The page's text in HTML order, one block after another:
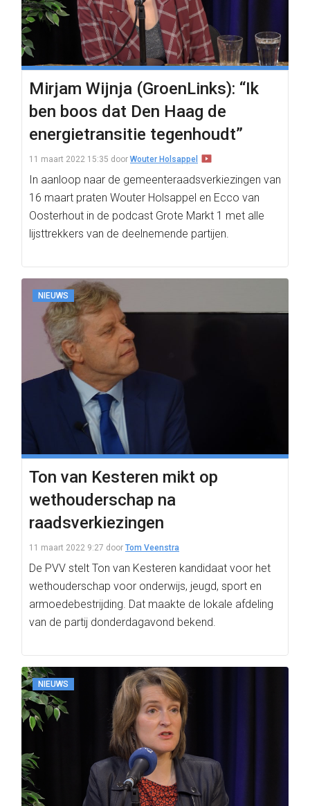
Mirjam Wijnja (GroenLinks): “Ik
ben boos dat Den Haag de
energietransitie tegenhoudt”
11 maart 2022 15:35 door Wouter Holsappel
In aanloop naar de gemeenteraadsverkiezingen van
16 maart praten Wouter Holsappel en Ecco van
Oosterhout in de podcast Grote Markt 1 met alle
lijsttrekkers van de deelnemende partijen.
NIEUWS
Ton van Kesteren mikt op
wethouderschap na
raadsverkiezingen
11 maart 2022 9:27 door Tom Veenstra
De PVV stelt Ton van Kesteren kandidaat voor het
wethouderschap voor onderwijs, jeugd, sport en
armoedebestrijding. Dat maakte de lokale afdeling
van de partij donderdagavond bekend.
NIEUWS